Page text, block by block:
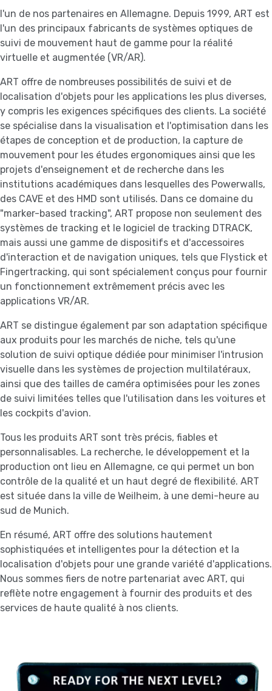
l'un de nos partenaires en Allemagne. Depuis 1999, ART est
l'un des principaux fabricants de systèmes optiques de
suivi de mouvement haut de gamme pour la réalité
virtuelle et augmentée (VR/AR).
ART offre de nombreuses possibilités de suivi et de
localisation d'objets pour les applications les plus diverses,
y compris les exigences spécifiques des clients. La société
se spécialise dans la visualisation et l'optimisation dans les
étapes de conception et de production, la capture de
mouvement pour les études ergonomiques ainsi que les
projets d'enseignement et de recherche dans les
institutions académiques dans lesquelles des Powerwalls,
des CAVE et des HMD sont utilisés. Dans ce domaine du
"marker-based tracking", ART propose non seulement des
systèmes de tracking et le logiciel de tracking DTRACK,
mais aussi une gamme de dispositifs et d'accessoires
d'interaction et de navigation uniques, tels que Flystick et
Fingertracking, qui sont spécialement conçus pour fournir
un fonctionnement extrêmement précis avec les
applications VR/AR.
ART se distingue également par son adaptation spécifique
aux produits pour les marchés de niche, tels qu'une
solution de suivi optique dédiée pour minimiser l'intrusion
visuelle dans les systèmes de projection multilatéraux,
ainsi que des tailles de caméra optimisées pour les zones
de suivi limitées telles que l'utilisation dans les voitures et
les cockpits d'avion.
Tous les produits ART sont très précis, fiables et
personnalisables. La recherche, le développement et la
production ont lieu en Allemagne, ce qui permet un bon
contrôle de la qualité et un haut degré de flexibilité. ART
est située dans la ville de Weilheim, à une demi-heure au
sud de Munich.
En résumé, ART offre des solutions hautement
sophistiquées et intelligentes pour la détection et la
localisation d'objets pour une grande variété d'applications.
Nous sommes fiers de notre partenariat avec ART, qui
reflète notre engagement à fournir des produits et des
services de haute qualité à nos clients.